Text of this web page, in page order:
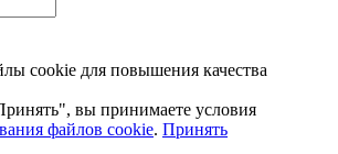
cookie для повышения качества
вы принимаете условия
файлов cookie. Принять